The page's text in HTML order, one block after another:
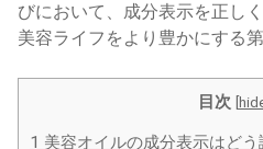
びにおいて、成分表示を正し
美容ライフをより豊かにする
目次 [
1 美容オイルの成分表示はどう